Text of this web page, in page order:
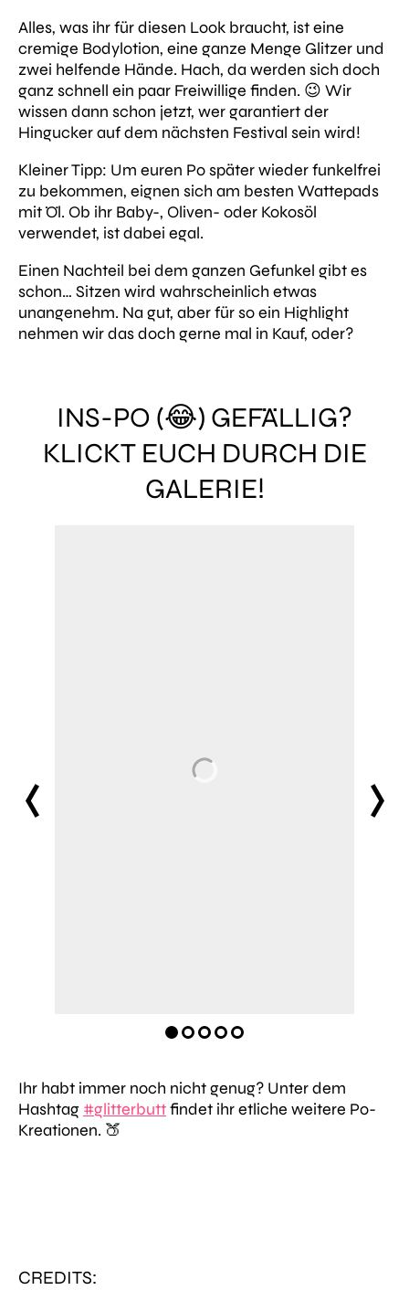
Alles, was ihr für diesen Look braucht, ist eine
cremige Bodylotion, eine ganze Menge Glitzer und
zwei helfende Hände. Hach, da werden sich doch
ganz schnell ein paar Freiwillige finden. 😉 Wir
wissen dann schon jetzt, wer garantiert der
Hingucker auf dem nächsten Festival sein wird!
Kleiner Tipp: Um euren Po später wieder funkelfrei
zu bekommen, eignen sich am besten Wattepads
mit Öl. Ob ihr Baby-, Oliven- oder Kokosöl
verwendet, ist dabei egal.
Einen Nachteil bei dem ganzen Gefunkel gibt es
schon… Sitzen wird wahrscheinlich etwas
unangenehm. Na gut, aber für so ein Highlight
nehmen wir das doch gerne mal in Kauf, oder?
INS-PO (😂) GEFÄLLIG?
KLICKT EUCH DURCH DIE
GALERIE!
prev next
Ihr habt immer noch nicht genug? Unter dem
Hashtag #glitterbuttfindet ihr etliche weitere Po-
Kreationen. 🍑
CREDITS: